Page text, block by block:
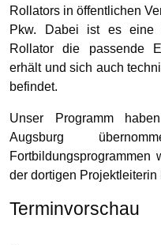
Rollators in öffentlichen
Pkw. Dabei ist es eine
Rollator die passende
erhält und sich auch
befindet.
Unser Programm
Augsburg
Fortbildungsprogrammen
der dortigen Projektleiterin
Terminvorschau